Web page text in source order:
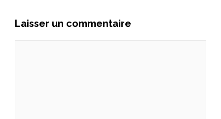
Laisser un commentaire